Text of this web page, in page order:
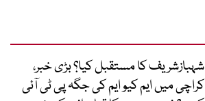
شہبازشریف کا مستقبل کیا؟ بڑی خبر،
کراچی میں ایم کیو ایم کی جگہ پی ٹی آئی